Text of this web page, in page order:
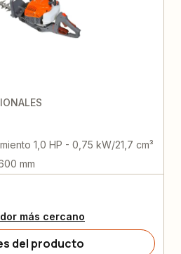
1,0 HP - 0,75 kW/21,7 cm³
mm
más cercano
del producto